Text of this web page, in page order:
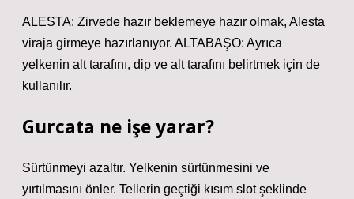
ALESTA: Zirvede hazır beklemeye hazır olmak, Alesta
viraja girmeye hazırlanıyor. ALTABAŞO: Ayrıca
yelkenin alt tarafını, dip ve alt tarafını belirtmek için de
kullanılır.
Gurcata ne işe yarar?
Sürtünmeyi azaltır. Yelkenin sürtünmesini ve
yırtılmasını önler. Tellerin geçtiği kısım slot şeklinde